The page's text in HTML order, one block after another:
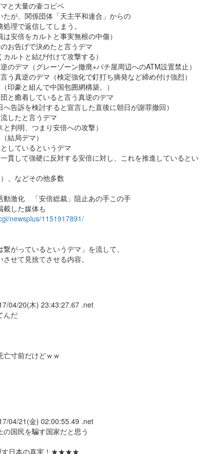
と大量の壷コピペ
が、関係団体「天主平和連合」からの
理で返信してしまう。
安倍をカルトと事実無根の中傷）
お告げで決めたと言うデマ
ルトと結び付けて攻撃する）
のデマ（グレーゾーン撤廃+パチ屋周辺へのATM設置禁止）
う真逆のデマ（検定強化で釘打ち摘発など締め付け強烈）
印豪と組んで中国包囲網構築。）
と癒着していると言う真逆のデマ
告訴を検討すると宣言した直後に朝日が謝罪撤回）
したと言うデマ
判明、つまり安倍への攻撃）
結局デマ）
しているというデマ
貫して強硬に反対する安倍に対し、これを推進しているとい
、などその他多数
動激化 「安倍総裁」阻止あの手この手
載した媒体も
newsplus/1151917891/
がっているというデマ」を流して、
せて見捨てさせる内容。
04/20(木) 23:43:27.67 .net
んだ
寸前だけどｗｗ
04/21(金) 02:00:55.49 .net
国民を騙す国家だと思う
す日本の真実！★★★★